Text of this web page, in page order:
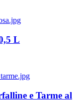
L
e Tarme al